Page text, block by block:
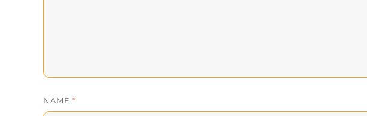
NAME *